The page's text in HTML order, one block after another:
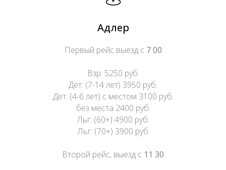
Адлер
Первый рейс выезд с 7 00
Взр: 5250 руб.
Дет: (7-14 лет) 3950 руб.
Дет: (4-6 лет) с местом 3100 руб.
без места 2400 руб.
Льг: (60+) 4900 руб.
Льг: (70+) 3900 руб
Второй рейс, выезд с 11 30